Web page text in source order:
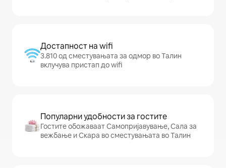
Достапност на wifi
3.810 од сместувањата за одмор во Талин
вклучува пристап до wifi
Популарни удобности за гостите
Гостите обожаваат Самопријавување, Сала за
вежбање и Скара во сместувањата во Талин